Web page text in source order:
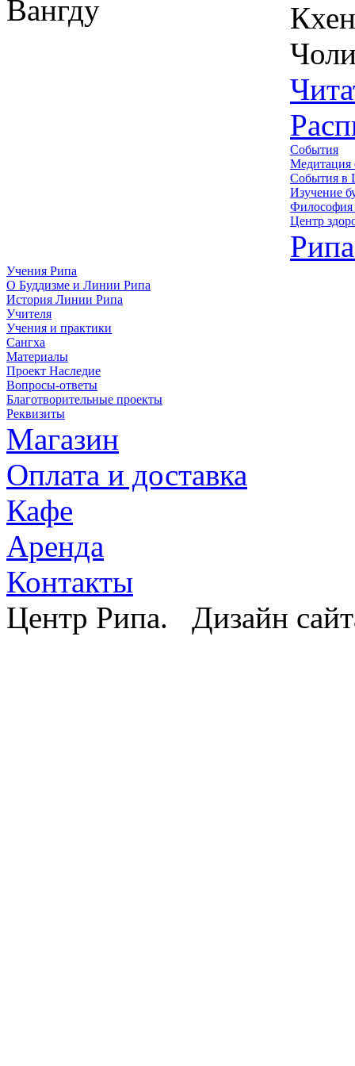
События
Медитация
События в
Изучение
Философия
Центр
Учения Рипа
О Буддизме и Линии Рипа
История Линии Рипа
Учителя
Учения и практики
Сангха
Материалы
Проект Наследие
Вопросы-ответы
Благотворительные проекты
Реквизиты
Магазин
Оплата и доставка
Кафе
Аренда
Контакты
Центр Рипа. Дизайн